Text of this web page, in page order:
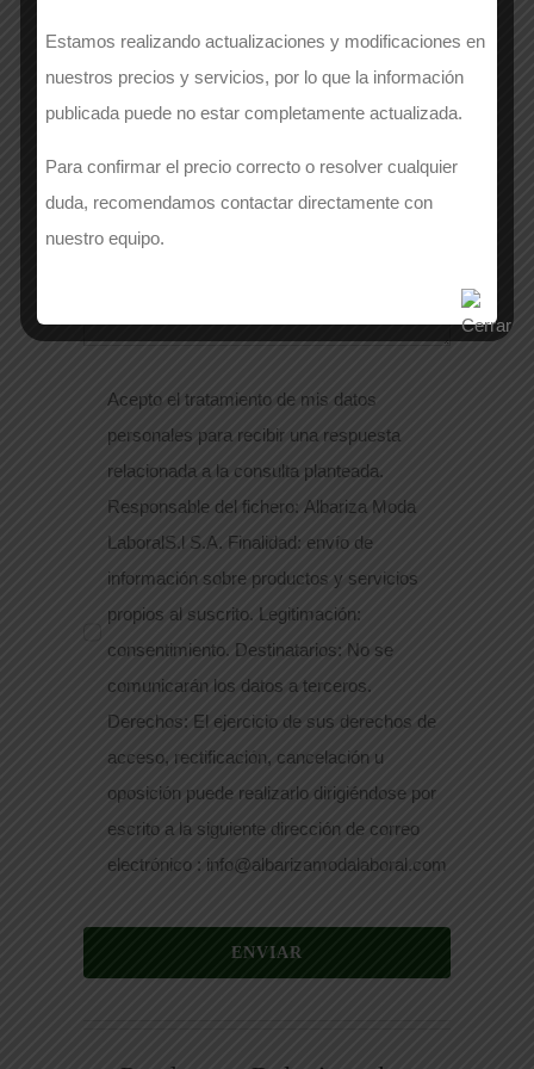
EMAIL*
Si lo deseas, puedes dejarnos un mensaje
adicional*
Acepto el tratamiento de mis datos
personales para recibir una respuesta
relacionada a la consulta planteada.
Responsable del fichero: Albariza Moda
LaboralS.l S.A. Finalidad: envío de
información sobre productos y servicios
propios al suscrito. Legitimación:
consentimiento. Destinatarios: No se
comunicarán los datos a terceros.
Derechos: El ejercicio de sus derechos de
acceso, rectificación, cancelación u
oposición puede realizarlo dirigiéndose por
escrito a la siguiente dirección de correo
electrónico : info@albarizamodalaboral.com
ENVIAR
Estamos realizando actualizaciones y modificaciones en
nuestros precios y servicios, por lo que la información
publicada puede no estar completamente actualizada.
Para confirmar el precio correcto o resolver cualquier
duda, recomendamos contactar directamente con
nuestro equipo.